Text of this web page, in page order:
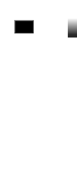
Close